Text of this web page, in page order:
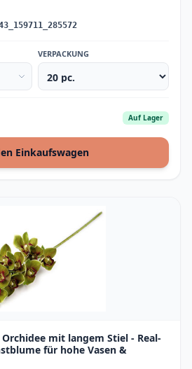
VERPACKUNG
Auf Lager
Einkaufswagen
mit langem Stiel - Real-
für hohe Vasen &